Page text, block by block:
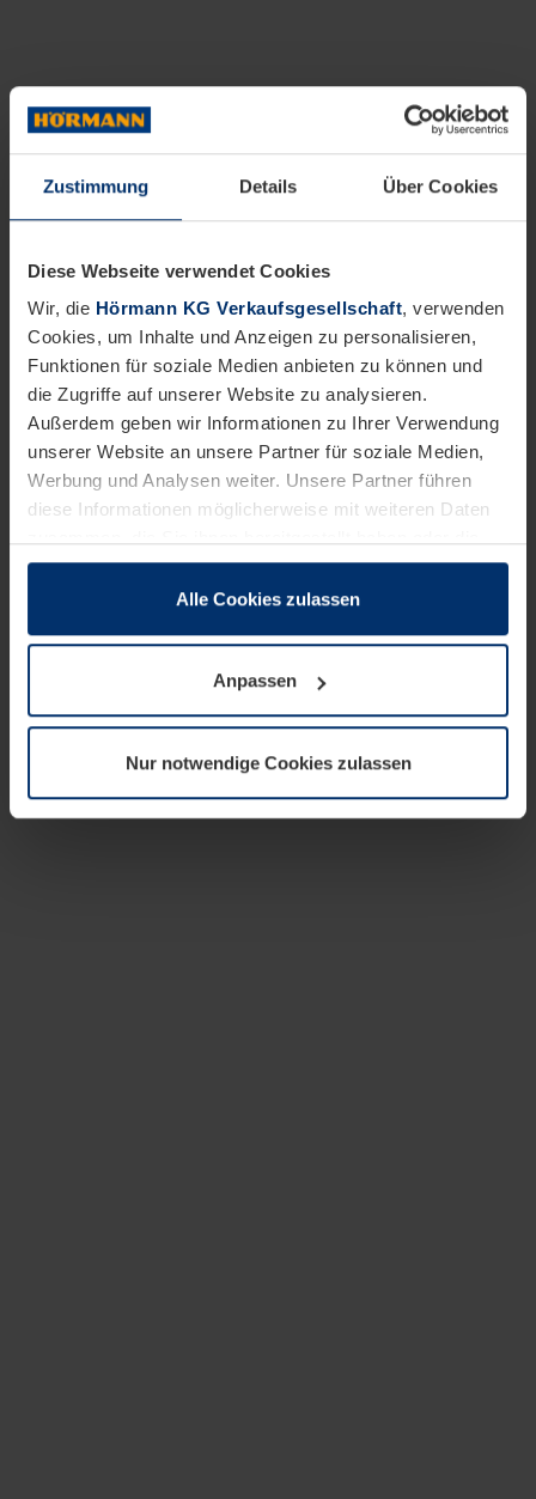
Zustimmung Details Über Cookies
Diese Webseite verwendet Cookies
Wir, die Hörmann KG Verkaufsgesellschaft, verwenden
Cookies, um Inhalte und Anzeigen zu personalisieren,
Funktionen für soziale Medien anbieten zu können und
die Zugriffe auf unserer Website zu analysieren.
Außerdem geben wir Informationen zu Ihrer Verwendung
unserer Website an unsere Partner für soziale Medien,
Werbung und Analysen weiter. Unsere Partner führen
diese Informationen möglicherweise mit weiteren Daten
sie im Rahmen Ihrer Nutzung der Dienste gesammelt
wenn diese für den Betrieb dieser Seite unbedingt
notwendig sind. Für alle anderen Cookie-Typen benötigen
wir Ihre Erlaubnis. Ihre Einwilligung können Sie jederzeit
Datenschutzerklärungunserer Website ändern oder
widerrufen.
Alle Cookies zulassen
Anpassen
Nur notwendige Cookies zulassen